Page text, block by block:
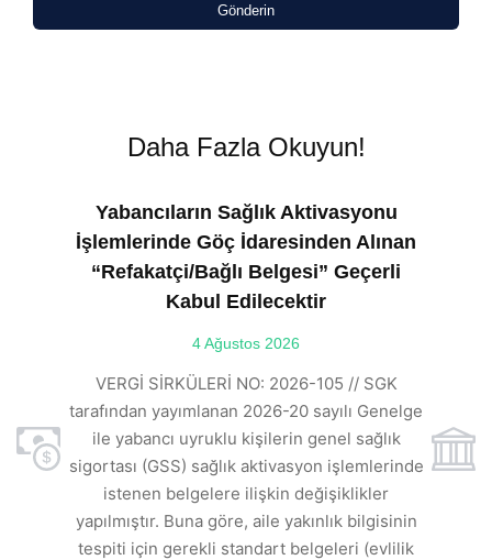
Gönderin
Daha Fazla Okuyun!
Yabancıların Sağlık Aktivasyonu
İşlemlerinde Göç İdaresinden Alınan
“Refakatçi/Bağlı Belgesi” Geçerli
Kabul Edilecektir
4 Ağustos 2026
VERGİ SİRKÜLERİ NO: 2026-105 // SGK
tarafından yayımlanan 2026-20 sayılı Genelge
ile yabancı uyruklu kişilerin genel sağlık
sigortası (GSS) sağlık aktivasyon işlemlerinde
istenen belgelere ilişkin değişiklikler
yapılmıştır. Buna göre, aile yakınlık bilgisinin
tespiti için gerekli standart belgeleri (evlilik